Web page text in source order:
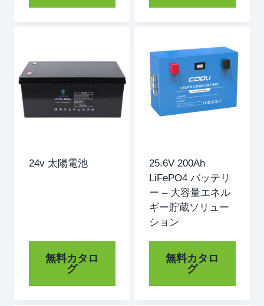
24v 太陽電池
無料カタロ
グ
25.6V 200Ah
LiFePO4 バッテリ
ー – 大容量エネル
ギー貯蔵ソリュー
ション
無料カタロ
グ